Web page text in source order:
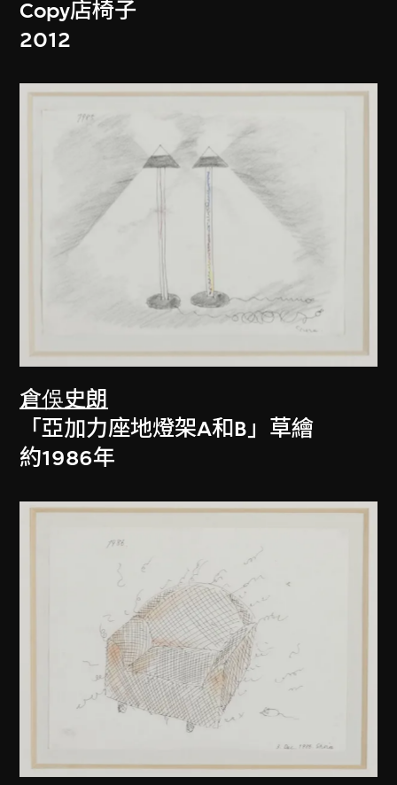
Copy店椅子
2012
倉俁史朗
「亞加力座地燈架A和B」草繪
約1986年